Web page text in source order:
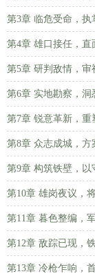
第3章 临危受命，执
第4章 雄口接任，直
第5章 研判敌情，审
第6章 实地勘察，洞
第7章 锐意革新，重
第8章 众志成城，方
第9章 构筑铁壁，以
第10章 雄岗夜议，
第11章 暮色整编，
第12章 敌踪已现，
第13章 冷枪乍响，